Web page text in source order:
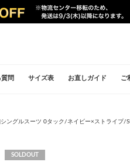
問 サイズ表 お直しガイド ご
ングルスーツ 0タック/ネイビー×ストライプ/
SOLDOUT